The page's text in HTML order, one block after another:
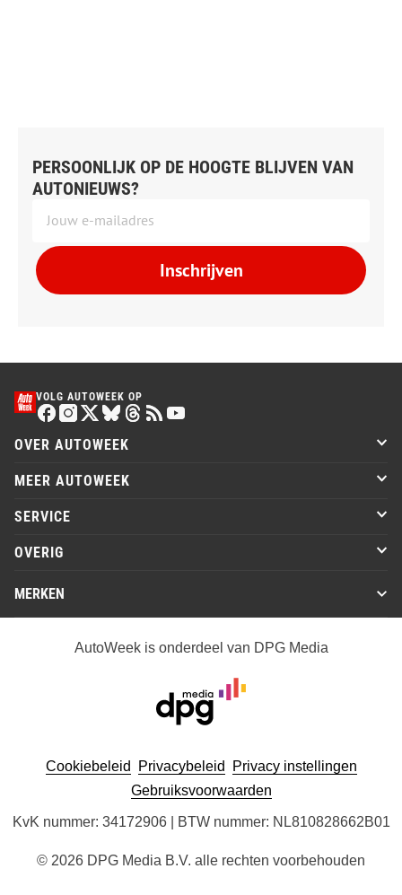
PERSOONLIJK OP DE HOOGTE BLIJVEN VAN
AUTONIEUWS?
Inschrijven
VOLG AUTOWEEK OP
OVER AUTOWEEK
MEER AUTOWEEK
SERVICE
OVERIG
MERKEN
AutoWeek is onderdeel van DPG Media
Cookiebeleid Privacybeleid
Privacy instellingen
Gebruiksvoorwaarden
KvK nummer: 34172906 | BTW nummer: NL810828662B01
© 2026 DPG Media B.V. alle rechten voorbehouden